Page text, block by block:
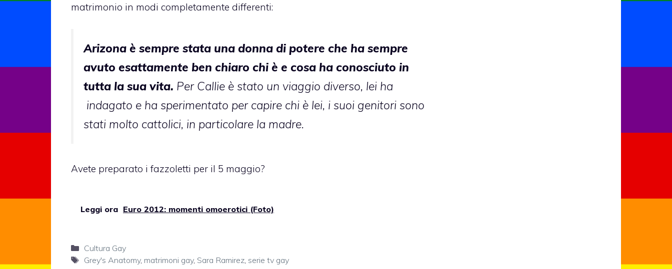
matrimonio in modi completamente differenti:
Arizona è sempre stata una donna di potere che ha sempre
avuto esattamente ben chiaro chi è e cosa ha conosciuto in
tutta la sua vita. Per Callie è stato un viaggio diverso, lei ha
indagato e ha sperimentato per capire chi è lei, i suoi genitori sono
stati molto cattolici, in particolare la madre.
Avete preparato i fazzoletti per il 5 maggio?
Leggi ora Euro 2012: momenti omoerotici (Foto)
Categorie
Cultura Gay
Tag
Grey's Anatomy, matrimoni gay, Sara Ramirez, serie tv gay